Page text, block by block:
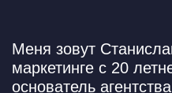
Меня зовут
маркетинге с 20
основатель